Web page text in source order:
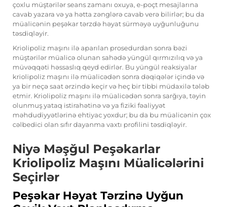
çoxlu müştərilər seans zamanı oxuya, e-poçt mesajlarına
cavab yazara və ya hətta zənglərə cavab verə bilirlər; bu da
müalicənin peşəkar tərzdə həyat sürməyə uyğunluğunu
təsdiqləyir.
Kriolipoliz maşını ilə aparılan prosedurdan sonra bəzi
müştərilər müalicə olunan sahədə yüngül qırmızılıq və ya
müvəqqəti həssaslıq qeyd edirlər. Bu yüngül reaksiyalar
kriolipoliz maşını ilə müalicədən sonra dəqiqələr içində və
ya bir neçə saat ərzində keçir və heç bir tibbi müdaxilə tələb
etmir. Kriolipoliz maşını ilə müalicədən sonra sarğıya, təyin
olunmuş yataq istirahətinə və ya fiziki fəaliyyət
məhdudiyyətlərinə ehtiyac yoxdur; bu da bu müalicənin çox
cəlbedici olan sıfır dayanma vaxtı profilini təsdiqləyir.
Niyə Məşğul Peşəkarlar
Kriolipoliz Maşını Müalicələrini
Seçirlər
Peşəkar Həyat Tərzinə Uyğun